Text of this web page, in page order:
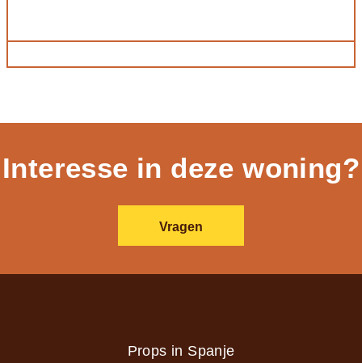
Interesse in deze woning?
Vragen
Props in Spanje